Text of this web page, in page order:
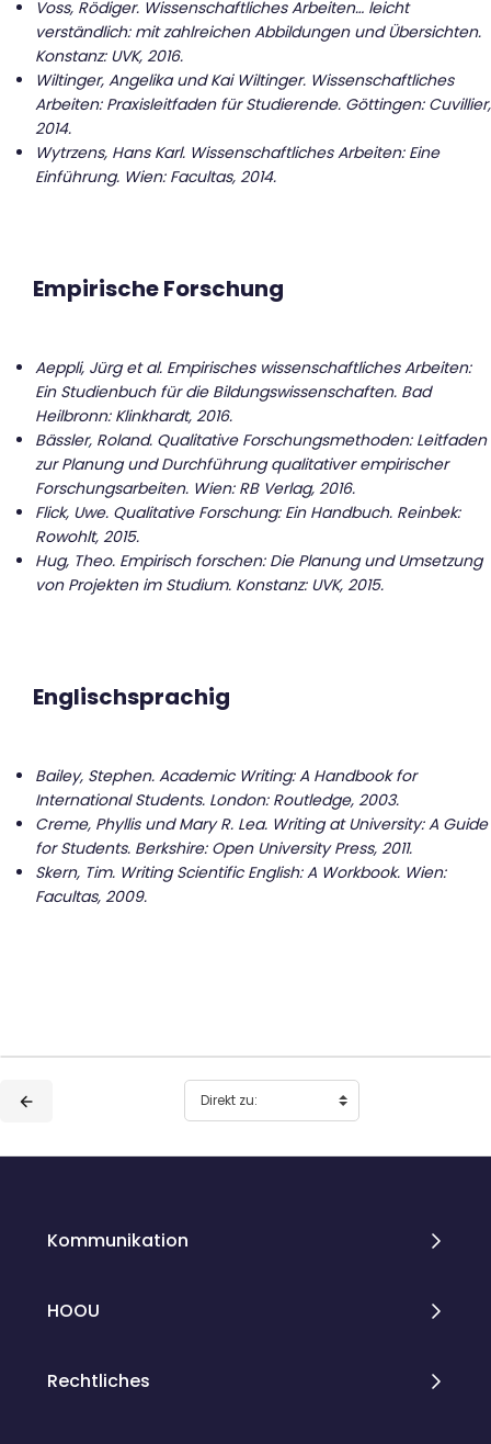
Voss, Rödiger. Wissenschaftliches Arbeiten… leicht
verständlich: mit zahlreichen Abbildungen und Übersichten.
Konstanz: UVK, 2016.
Wiltinger, Angelika und Kai Wiltinger. Wissenschaftliches
Arbeiten: Praxisleitfaden für Studierende. Göttingen: Cuvillier,
2014.
Wytrzens, Hans Karl. Wissenschaftliches Arbeiten: Eine
Einführung. Wien: Facultas, 2014.
Empirische Forschung
Aeppli, Jürg et al. Empirisches wissenschaftliches Arbeiten:
Ein Studienbuch für die Bildungswissenschaften. Bad
Heilbronn: Klinkhardt, 2016.
Bässler, Roland. Qualitative Forschungsmethoden: Leitfaden
zur Planung und Durchführung qualitativer empirischer
Forschungsarbeiten. Wien: RB Verlag, 2016.
Flick, Uwe. Qualitative Forschung: Ein Handbuch. Reinbek:
Rowohlt, 2015.
Hug, Theo. Empirisch forschen: Die Planung und Umsetzung
von Projekten im Studium. Konstanz: UVK, 2015.
Englischsprachig
Bailey, Stephen. Academic Writing: A Handbook for
International Students. London: Routledge, 2003.
Creme, Phyllis und Mary R. Lea. Writing at University: A Guide
for Students. Berkshire: Open University Press, 2011.
Skern, Tim. Writing Scientific English: A Workbook. Wien:
Facultas, 2009.
Kommunikation
HOOU
Rechtliches